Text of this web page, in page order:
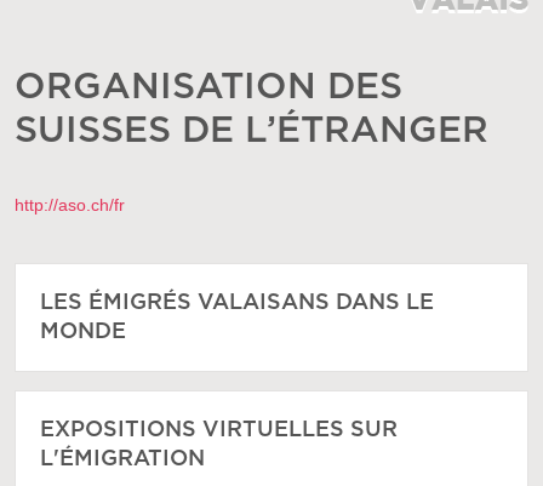
ORGANISATION DES
SUISSES DE L’ÉTRANGER
http://aso.ch/fr
LES ÉMIGRÉS VALAISANS DANS LE
MONDE
EXPOSITIONS VIRTUELLES SUR
L'ÉMIGRATION